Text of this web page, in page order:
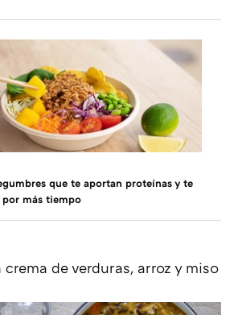
que te aportan proteínas y te
por más tiempo
de verduras, arroz y miso